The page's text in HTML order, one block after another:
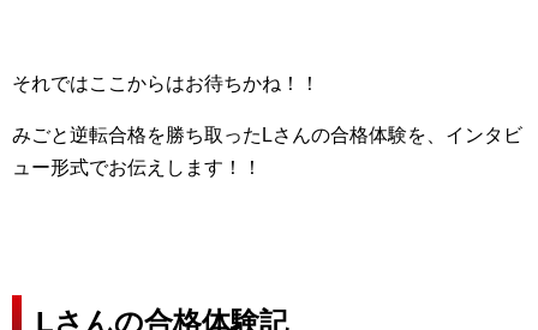
それではここからはお待ちかね！！
みごと逆転合格を勝ち取ったLさんの合格体験を、インタビ
ュー形式でお伝えします！！
Lさんの合格体験記